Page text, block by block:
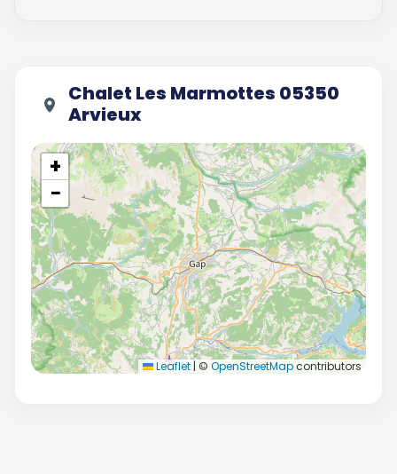
Chalet Les Marmottes 05350
Arvieux
+
−
Leaflet | © OpenStreetMapcontributors